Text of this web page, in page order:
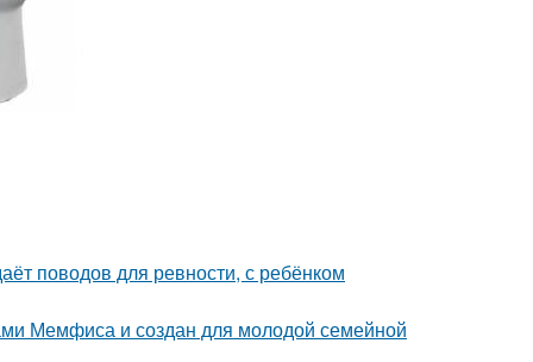
поводов для ревности, с ребёнком
Мемфиса и создан для молодой семейной